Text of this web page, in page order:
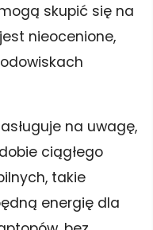
skupić się na
nieocenione,
na uwagę,
ciągłego
takie
energię dla